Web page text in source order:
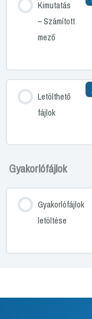
Kimutatás
– Számított
mező
Letölthető
fájlok
Gyakorlófájlok
Gyakorlófájlok
letöltése